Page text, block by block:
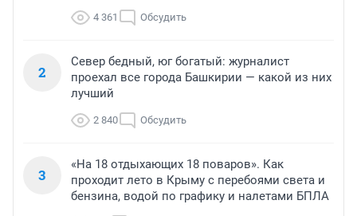
4 361 Обсудить
2
Север бедный, юг богатый: журналист
проехал все города Башкирии — какой из них
лучший
2 840 Обсудить
3
«На 18 отдыхающих 18 поваров». Как
проходит лето в Крыму с перебоями света и
бензина, водой по графику и налетами БПЛА